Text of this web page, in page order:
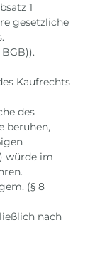
1
gesetzliche
Kaufrechts
des
beruhen,
würde im
(§ 8
nach